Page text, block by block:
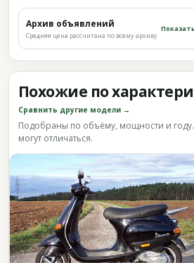
Архив объявлений
Средняя цена рассчитана по всему архиву
Похожие по
Сравнить другие модели →
Подобраны по объёму, мощности и
могут отличаться.